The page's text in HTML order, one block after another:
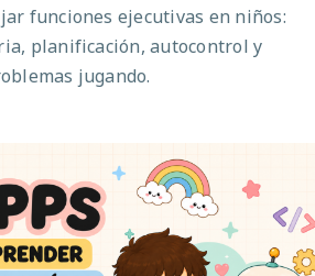
funciones ejecutivas en niños:
planificación, autocontrol y
jugando.